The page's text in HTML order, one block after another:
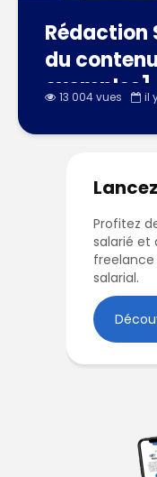
Rédaction
du
exemples]
13 004 vues il
Profitez
salarié et
salarial.